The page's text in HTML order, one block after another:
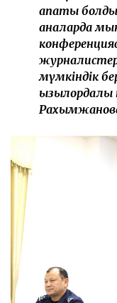
апаты
аналарда мың
мүмкіндік